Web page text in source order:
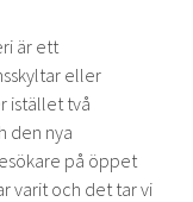
är ett
eller
istället två
den nya
på öppet
varit och det tar vi